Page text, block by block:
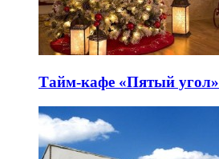
Тайм-кафе «Пятый угол»